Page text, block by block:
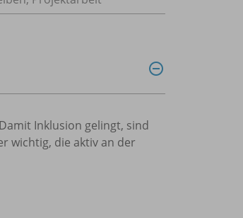
Inklusion gelingt, sind
wichtig, die aktiv an der